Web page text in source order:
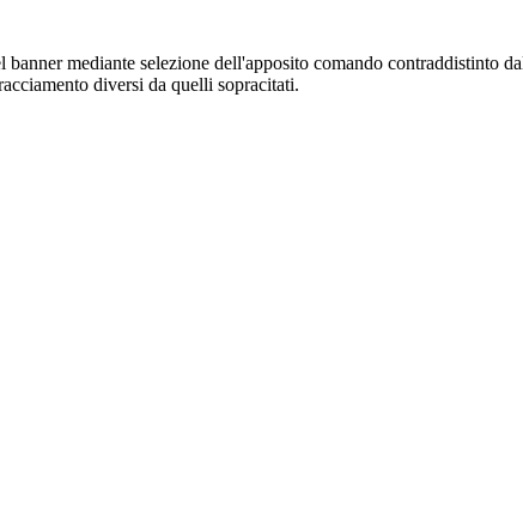
mediante selezione dell'apposito comando contraddistinto
diversi da quelli sopracitati.